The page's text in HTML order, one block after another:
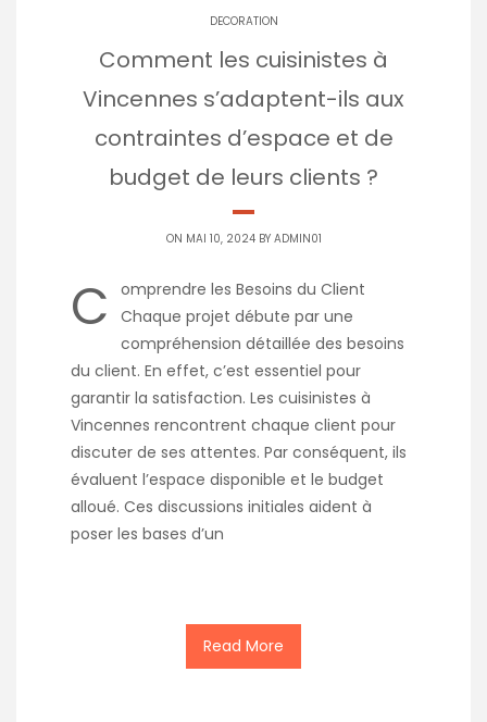
DECORATION
Comment les cuisinistes à
Vincennes s’adaptent-ils aux
contraintes d’espace et de
budget de leurs clients ?
ON MAI 10, 2024 BY ADMIN01
C
omprendre les Besoins du Client
Chaque projet débute par une
compréhension détaillée des besoins
du client. En effet, c’est essentiel pour
garantir la satisfaction. Les cuisinistes à
Vincennes rencontrent chaque client pour
discuter de ses attentes. Par conséquent, ils
évaluent l’espace disponible et le budget
alloué. Ces discussions initiales aident à
poser les bases d’un
Read More